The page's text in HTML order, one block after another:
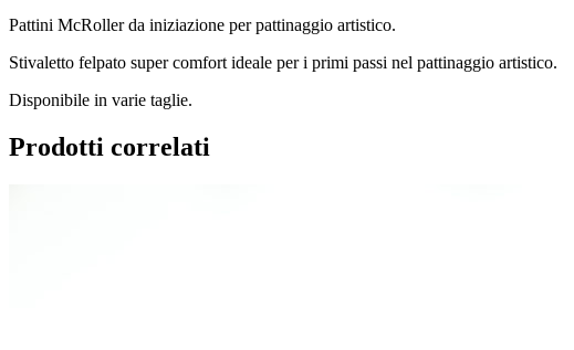
Pattini McRoller da iniziazione per pattinaggio artistico.
Stivaletto felpato super comfort ideale per i primi passi nel pattinaggio artistico.
Disponibile in varie taglie.
Prodotti correlati